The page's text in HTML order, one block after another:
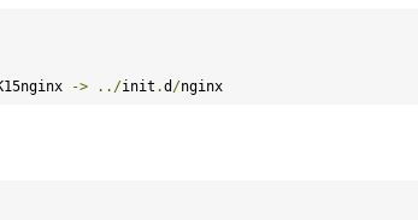
-> ../init .d /nginx